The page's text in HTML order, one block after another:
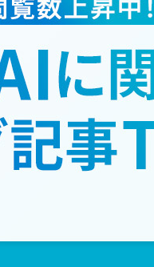
エイティブ企業向け生成AIサ
ケティング支援
経験に基づいた顧客データ
をご提供